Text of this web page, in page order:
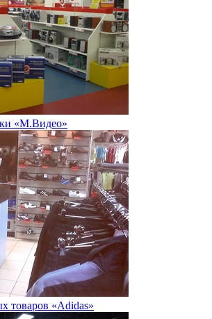
«М.Видео»
товаров «Adidas»